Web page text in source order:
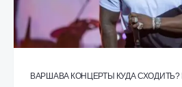
ВАРШАВА КОНЦЕРТЫ КУДА СХОДИТЬ?